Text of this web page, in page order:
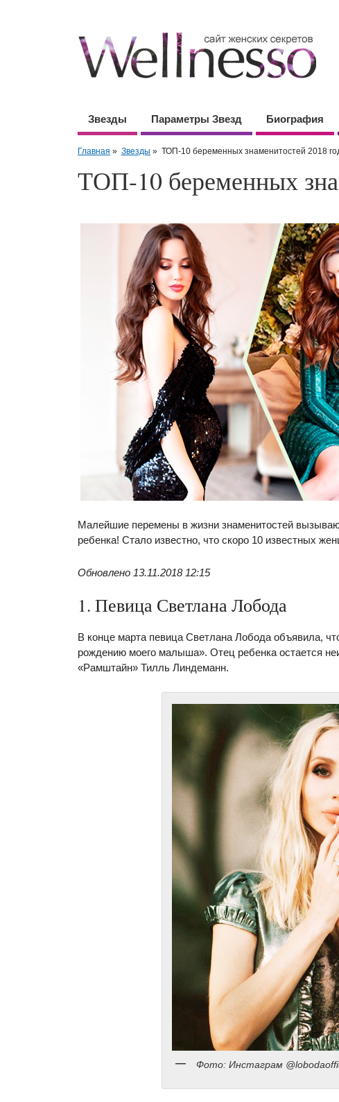
Звезды Параметры Звезд Биография
Главная » Звезды » ТОП-10 беременных знаменитостей 2018
ТОП-10 беременных
Малейшие перемены в жизни знаменитостей
ребенка! Стало известно, что скоро 10 известных
Обновлено 13.11.2018 12:15
1. Певица Светлана Лобода
В конце марта певица Светлана Лобода объявила,
рождению моего малыша». Отец ребенка остается
«Рамштайн» Тилль Линдеманн.
Фото: Инстаграм